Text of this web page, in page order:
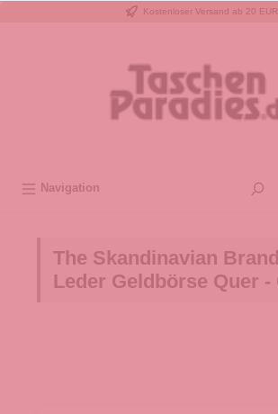
Kostenloser Versand ab 20 EUR
Navigation
The Skandinavian
Leder Geldbörse Quer -